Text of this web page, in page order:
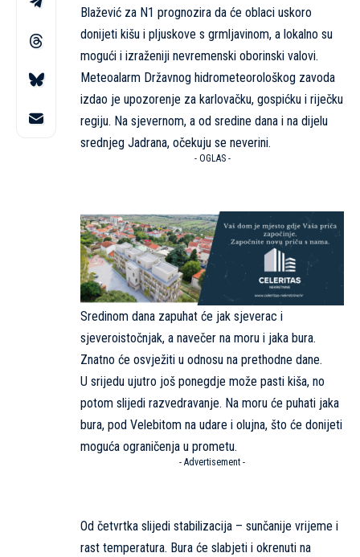
Blažević za N1 prognozira da će oblaci uskoro
donijeti kišu i pljuskove s grmljavinom, a lokalno su
mogući i izraženiji nevremenski oborinski valovi.
Meteoalarm Državnog hidrometeorološkog zavoda
izdao je upozorenje za karlovačku, gospićku i riječku
regiju. Na sjevernom, a od sredine dana i na dijelu
srednjeg Jadrana, očekuju se neverini.
- OGLAS -
Sredinom dana zapuhat će jak sjeverac i
sjeveroistočnjak, a navečer na moru i jaka bura.
Znatno će osvježiti u odnosu na prethodne dane.
U srijedu ujutro još ponegdje može pasti kiša, no
potom slijedi razvedravanje. Na moru će puhati jaka
bura, pod Velebitom na udare i olujna, što će donijeti
moguća ograničenja u prometu.
- Advertisement -
Od četvrtka slijedi stabilizacija – sunčanije vrijeme i
rast temperatura. Bura će slabjeti i okrenuti na